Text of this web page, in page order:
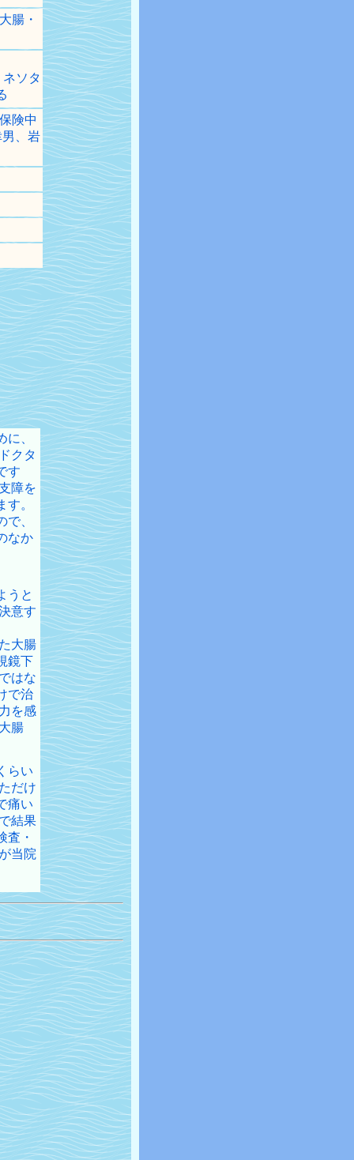
腸・
ネソタ
険中
、岩
、
クタ
す
障を
。
、
なか
うと
意す
大腸
鏡下
はな
で治
を感
腸
らい
だけ
痛い
結果
査・
当院